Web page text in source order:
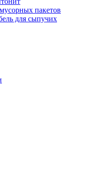
пакетов
для сыпучих